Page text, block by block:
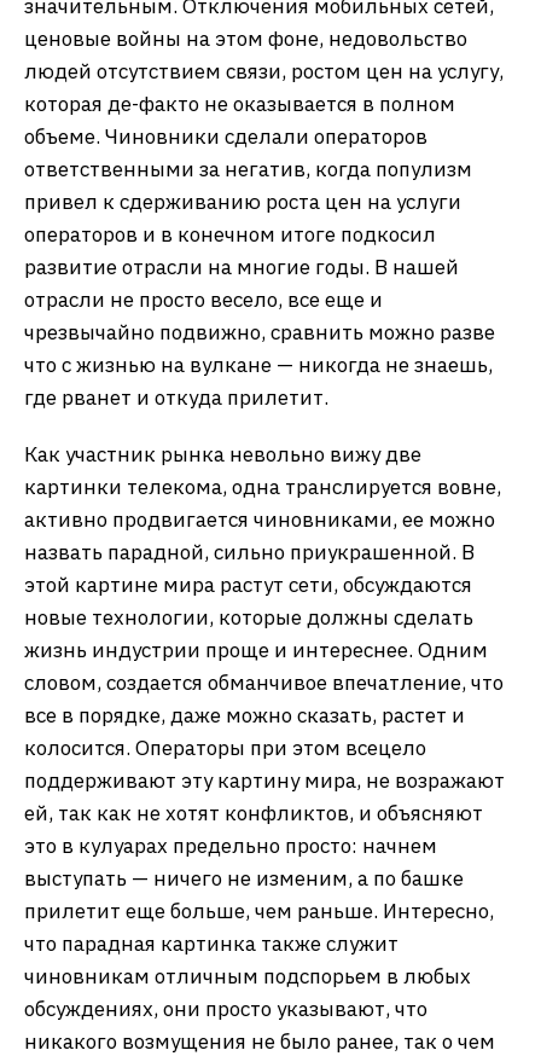
значительным. Отключения мобильных сетей,
ценовые войны на этом фоне, недовольство
людей отсутствием связи, ростом цен на услугу,
которая де-факто не оказывается в полном
объеме. Чиновники сделали операторов
ответственными за негатив, когда популизм
привел к сдерживанию роста цен на услуги
операторов и в конечном итоге подкосил
развитие отрасли на многие годы. В нашей
отрасли не просто весело, все еще и
чрезвычайно подвижно, сравнить можно разве
что с жизнью на вулкане — никогда не знаешь,
где рванет и откуда прилетит.
Как участник рынка невольно вижу две
картинки телекома, одна транслируется вовне,
активно продвигается чиновниками, ее можно
назвать парадной, сильно приукрашенной. В
этой картине мира растут сети, обсуждаются
новые технологии, которые должны сделать
жизнь индустрии проще и интереснее. Одним
словом, создается обманчивое впечатление, что
все в порядке, даже можно сказать, растет и
колосится. Операторы при этом всецело
поддерживают эту картину мира, не возражают
ей, так как не хотят конфликтов, и объясняют
это в кулуарах предельно просто: начнем
выступать — ничего не изменим, а по башке
прилетит еще больше, чем раньше. Интересно,
что парадная картинка также служит
чиновникам отличным подспорьем в любых
обсуждениях, они просто указывают, что
никакого возмущения не было ранее, так о чем